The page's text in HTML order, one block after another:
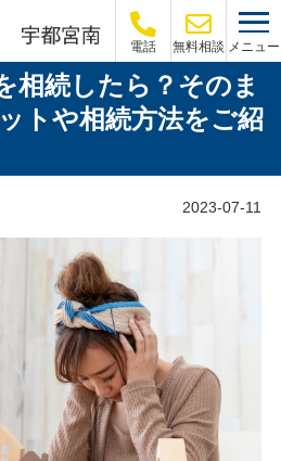
電話 無料相談 メニュー
相続したら？そのま
トや相続方法をご紹
2023-07-11